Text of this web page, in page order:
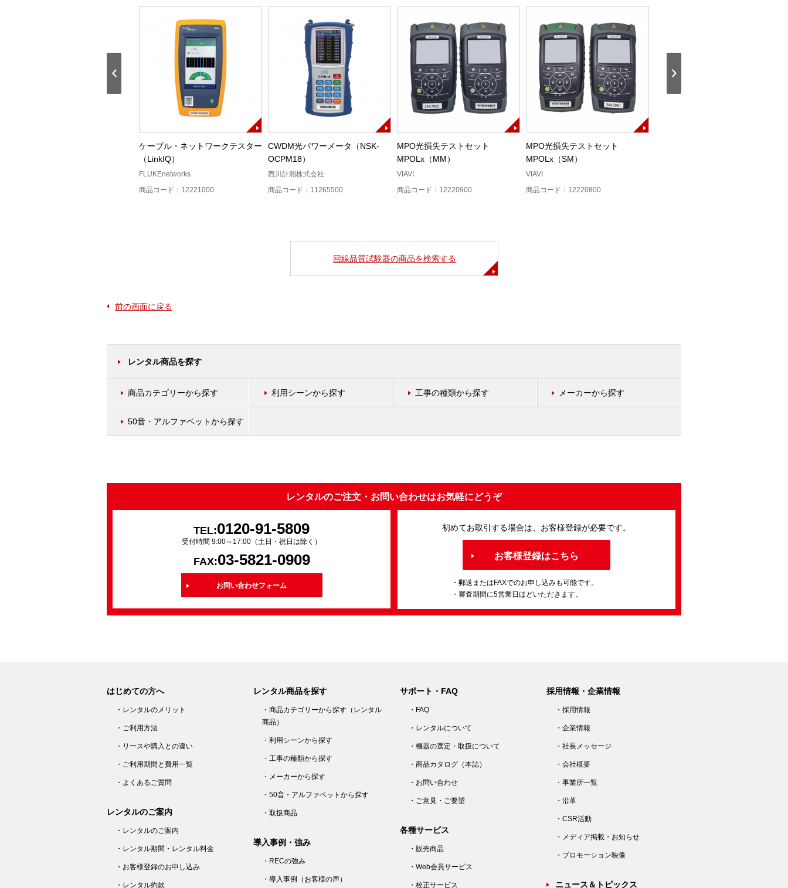
ケーブル・ネットワークテスター
（LinkIQ）
FLUKEnetworks
商品コード：12221000
CWDM光パワーメータ（NSK-
OCPM18）
西川計測株式会社
商品コード：11265500
MPO光損失テストセット
MPOLx（MM）
VIAVI
商品コード：12220900
MPO光損失テストセット
MPOLx（SM）
VIAVI
商品コード：12220800
回線品質試験器の商品を検索する
前の画面に戻る
レンタル商品を探す
商品カテゴリーから探す 利用シーンから探す 工事の種類から探す メーカーから探す
50音・アルファベットから探す
レンタルのご注文・お問い合わせはお気軽にどうぞ
TEL:0120-91-5809
受付時間 9:00～17:00（土日・祝日は除く）
FAX:03-5821-0909
お問い合わせフォーム
初めてお取引する場合は、お客様登録が必要です。
お客様登録はこちら
・郵送またはFAXでのお申し込みも可能です。
・審査期間に5営業日ほどいただきます。
はじめての方へ
・レンタルのメリット
・ご利用方法
・リースや購入との違い
・ご利用期間と費用一覧
・よくあるご質問
レンタルのご案内
・レンタルのご案内
・レンタル期間・レンタル料金
・お客様登録のお申し込み
・レンタル約款
レンタル商品を探す
・商品カテゴリーから探す（レンタル
商品）
・利用シーンから探す
・工事の種類から探す
・メーカーから探す
・50音・アルファベットから探す
・取扱商品
導入事例・強み
・RECの強み
・導入事例（お客様の声）
サポート・FAQ
・FAQ
・レンタルについて
・機器の選定・取扱について
・商品カタログ（本誌）
・お問い合わせ
・ご意見・ご要望
各種サービス
・販売商品
・Web会員サービス
・校正サービス
採用情報・企業情報
・採用情報
・企業情報
・社長メッセージ
・会社概要
・事業所一覧
・沿革
・CSR活動
・メディア掲載・お知らせ
・プロモーション映像
ニュース＆トピックス